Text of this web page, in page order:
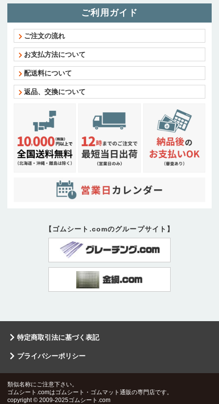
ご利用ガイド
ご注文の流れ
お支払方法について
配送料について
返品、交換について
【ゴムシート.comのグループサイト】
特定商取引法に基づく表記
プライバシーポリシー
類似名称にご注意下さい。
ゴムシート.comはゴムシート・ゴムマット通販の専門店です。
copyright © 2009-2025ゴムシート.com